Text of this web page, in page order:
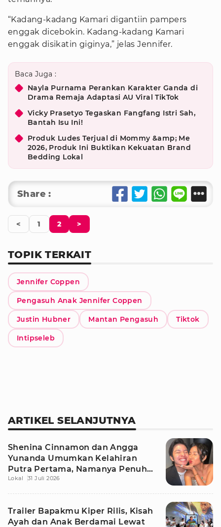
“Kadang-kadang Kamari digantiin pampers
enggak dicebokin. Kadang-kadang Kamari
enggak disikatin giginya,” jelas Jennifer.
Baca Juga :
Nayla Purnama Perankan Karakter Ganda di
Drama Remaja Adaptasi AU Viral TikTok
Vicky Prasetyo Tegaskan Fangfang Istri Sah,
Bantah Isu Ini!
Produk Ludes Terjual di Mommy &amp; Me
2026, Produk Ini Buktikan Kekuatan Brand
Bedding Lokal
Share :
< 1 2 >
TOPIK TERKAIT
Jennifer Coppen
Pengasuh Anak Jennifer Coppen
Justin Hubner Mantan Pengasuh Tiktok
Intipseleb
ARTIKEL SELANJUTNYA
Shenina Cinnamon dan Angga
Yunanda Umumkan Kelahiran
Putra Pertama, Namanya Penuh
Makna
Lokal 31 Juli 2026
Trailer Bapakmu Kiper Rilis, Kisah
Ayah dan Anak Berdamai Lewat